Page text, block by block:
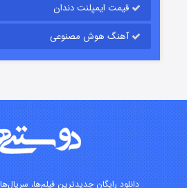
شوگر فصل ۲
قیمت ایمپلنت دندان
آهنگ هوش مصنوعی
دانلود رایگان جدیدترین فیلم‌ها،